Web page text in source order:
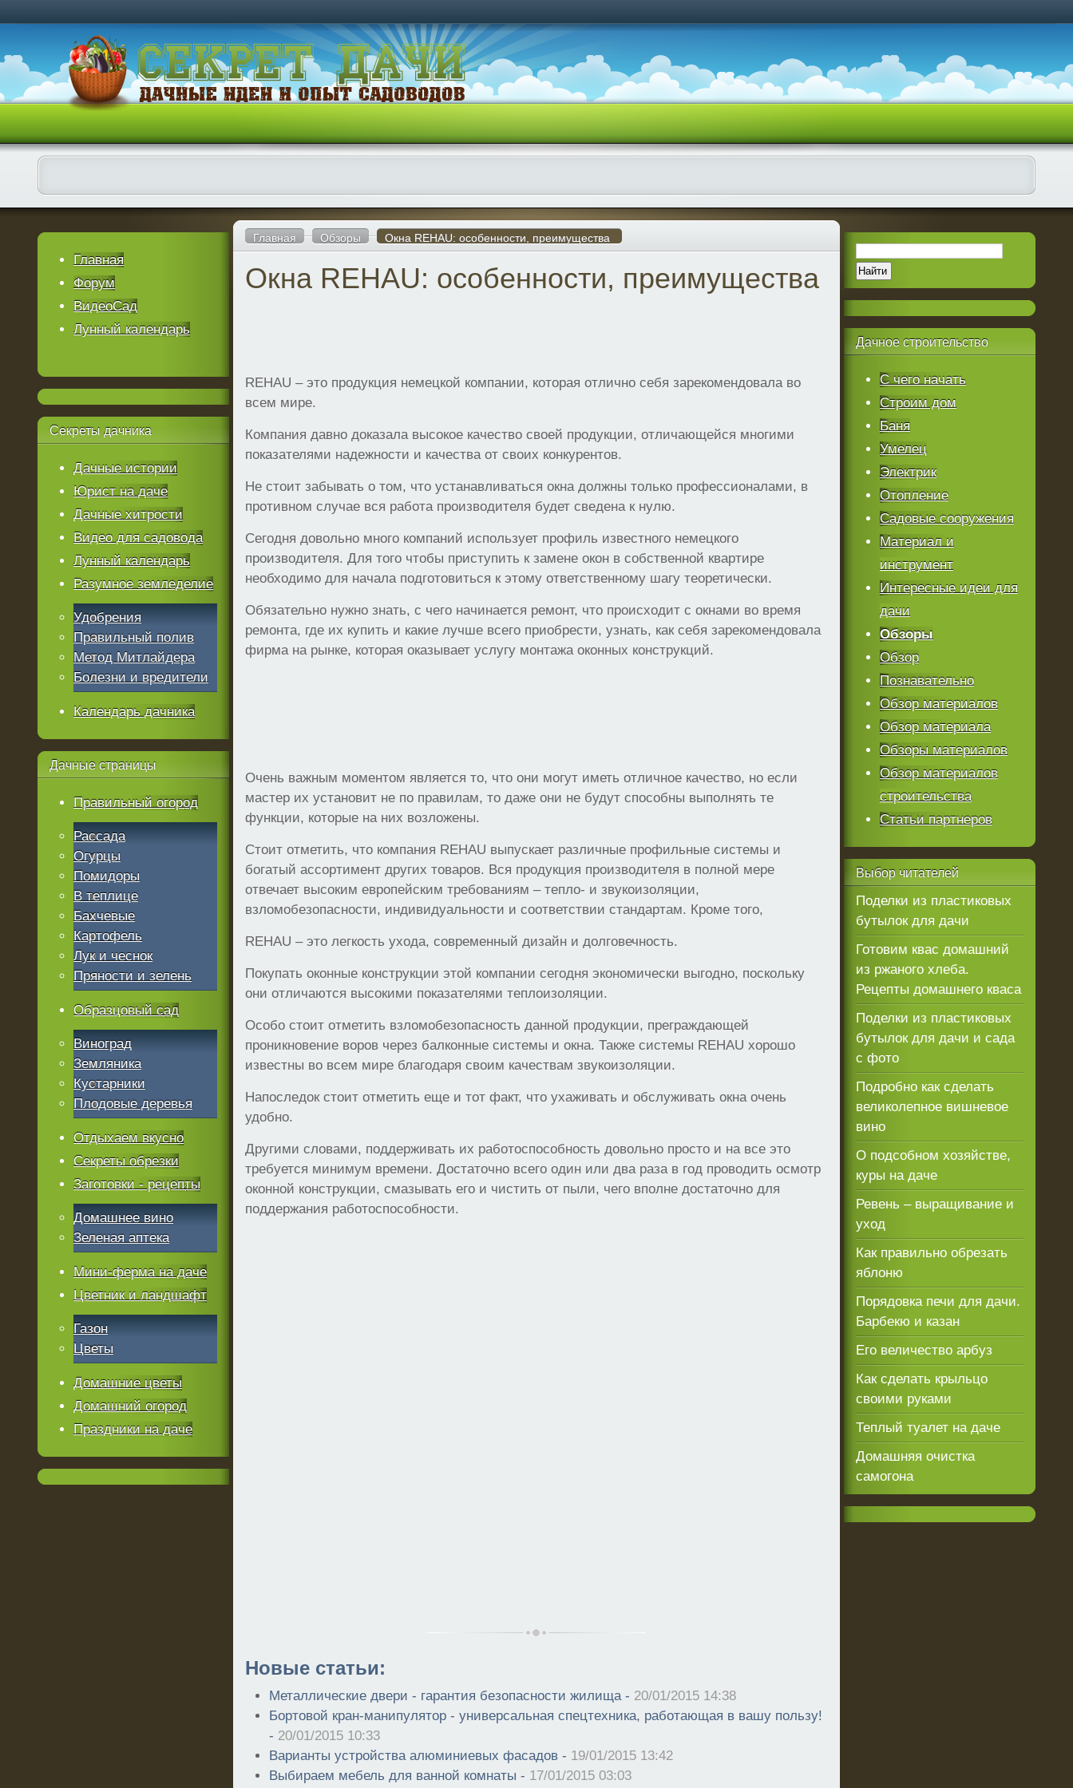
Главная Обзоры Окна REHAU: особенности, преимущества
Окна REHAU: особенности, преимущества
REHAU – это продукция немецкой компании, которая отлично себя зарекомендовала во
всем мире.
Компания давно доказала высокое качество своей продукции, отличающейся многими
показателями надежности и качества от своих конкурентов.
Не стоит забывать о том, что устанавливаться окна должны только профессионалами, в
противном случае вся работа производителя будет сведена к нулю.
Сегодня довольно много компаний использует профиль известного немецкого
производителя. Для того чтобы приступить к замене окон в собственной квартире
необходимо для начала подготовиться к этому ответственному шагу теоретически.
Обязательно нужно знать, с чего начинается ремонт, что происходит с окнами во время
ремонта, где их купить и какие лучше всего приобрести, узнать, как себя зарекомендовала
фирма на рынке, которая оказывает услугу монтажа оконных конструкций.
Очень важным моментом является то, что они могут иметь отличное качество, но если
мастер их установит не по правилам, то даже они не будут способны выполнять те
функции, которые на них возложены.
Стоит отметить, что компания REHAU выпускает различные профильные системы и
богатый ассортимент других товаров. Вся продукция производителя в полной мере
отвечает высоким европейским требованиям – тепло- и звукоизоляции,
взломобезопасности, индивидуальности и соответствии стандартам. Кроме того,
REHAU – это легкость ухода, современный дизайн и долговечность.
Покупать оконные конструкции этой компании сегодня экономически выгодно, поскольку
они отличаются высокими показателями теплоизоляции.
Особо стоит отметить взломобезопасность данной продукции, преграждающей
проникновение воров через балконные системы и окна. Также системы REHAU хорошо
известны во всем мире благодаря своим качествам звукоизоляции.
Напоследок стоит отметить еще и тот факт, что ухаживать и обслуживать окна очень
удобно.
Другими словами, поддерживать их работоспособность довольно просто и на все это
требуется минимум времени. Достаточно всего один или два раза в год проводить осмотр
оконной конструкции, смазывать его и чистить от пыли, чего вполне достаточно для
поддержания работоспособности.
Новые статьи:
Металлические двери - гарантия безопасности жилища - 20/01/2015 14:38
Бортовой кран-манипулятор - универсальная спецтехника, работающая в вашу пользу!
- 20/01/2015 10:33
Варианты устройства алюминиевых фасадов - 19/01/2015 13:42
Выбираем мебель для ванной комнаты - 17/01/2015 03:03
Главная
Форум
ВидеоСад
Лунный календарь
Секреты дачника
Дачные истории
Юрист на даче
Дачные хитрости
Видео для садовода
Лунный календарь
Разумное земледелие
Удобрения
Правильный полив
Метод Митлайдера
Болезни и вредители
Календарь дачника
Дачные страницы
Правильный огород
Рассада
Огурцы
Помидоры
В теплице
Бахчевые
Картофель
Лук и чеснок
Пряности и зелень
Образцовый сад
Виноград
Земляника
Кустарники
Плодовые деревья
Отдыхаем вкусно
Секреты обрезки
Заготовки - рецепты
Домашнее вино
Зеленая аптека
Мини-ферма на даче
Цветник и ландшафт
Газон
Цветы
Домашние цветы
Домашний огород
Праздники на даче
Дачноестроительство
С чего начать
Строим дом
Баня
Умелец
Электрик
Отопление
Садовые сооружения
Материал и
инструмент
Интересные идеи для
дачи
Обзоры
Обзор
Познавательно
Обзор материалов
Обзор материала
Обзоры материалов
Обзор материалов
строительства
Статьи партнеров
Выборчитателей
Поделки из пластиковых
бутылок для дачи
Готовим квас домашний
из ржаного хлеба.
Рецепты домашнего кваса
Поделки из пластиковых
бутылок для дачи и сада
с фото
Подробно как сделать
великолепное вишневое
вино
О подсобном хозяйстве,
куры на даче
Ревень – выращивание и
уход
Как правильно обрезать
яблоню
Порядовка печи для дачи.
Барбекю и казан
Его величество арбуз
Как сделать крыльцо
своими руками
Теплый туалет на даче
Домашняя очистка
самогона